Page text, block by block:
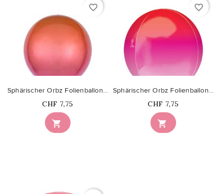
favorite_border

Sphärischer Orbz Folienballon Orange Rote Schattierung
Price
CHF 7,75
favorite_border

Sphärischer Orbz Folienballon Red & Pink-Schattierung
Price
CHF 7,75